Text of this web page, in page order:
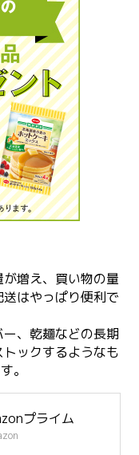
増え、買い物の量
はやっぱり便利で
、乾麺などの長期
ックするようなも
。
プライム